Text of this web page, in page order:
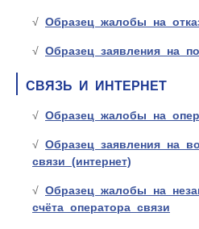
Образец жалобы на
Образец заявления на
СВЯЗЬ И ИНТЕРНЕТ
Образец жалобы на
Образец заявления на
связи (интернет)
Образец жалобы на
счёта оператора связи